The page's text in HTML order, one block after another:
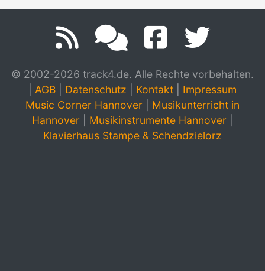
© 2002-2026 track4.de. Alle Rechte vorbehalten.
AGB Datenschutz Kontakt
Impressum
Music Corner Hannover
Musikunterricht in
Hannover
Musikinstrumente Hannover
Klavierhaus Stampe & Schendzielorz